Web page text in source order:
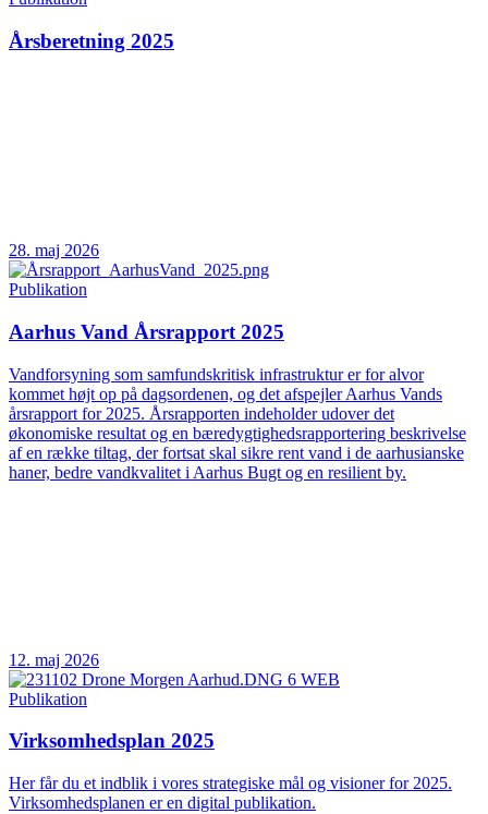
Årsberetning 2025
28. maj 2026
Publikation
Aarhus Vand Årsrapport 2025
Vandforsyning som samfundskritisk infrastruktur er for alvor
kommet højt op på dagsordenen, og det afspejler Aarhus Vands
årsrapport for 2025. Årsrapporten indeholder udover det
økonomiske resultat og en bæredygtighedsrapportering beskrivelse
af en række tiltag, der fortsat skal sikre rent vand i de aarhusianske
haner, bedre vandkvalitet i Aarhus Bugt og en resilient by.
12. maj 2026
Publikation
Virksomhedsplan 2025
Her får du et indblik i vores strategiske mål og visioner for 2025.
Virksomhedsplanen er en digital publikation.